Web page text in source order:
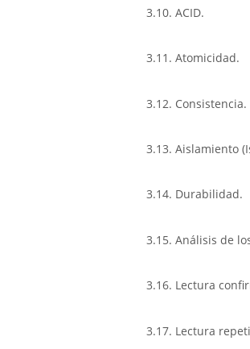
3.10. ACID.
3.11. Atomicidad.
3.12. Consistencia.
3.13. Aislamiento
3.14. Durabilidad.
3.15. Análisis de
3.16. Lectura
3.17. Lectura